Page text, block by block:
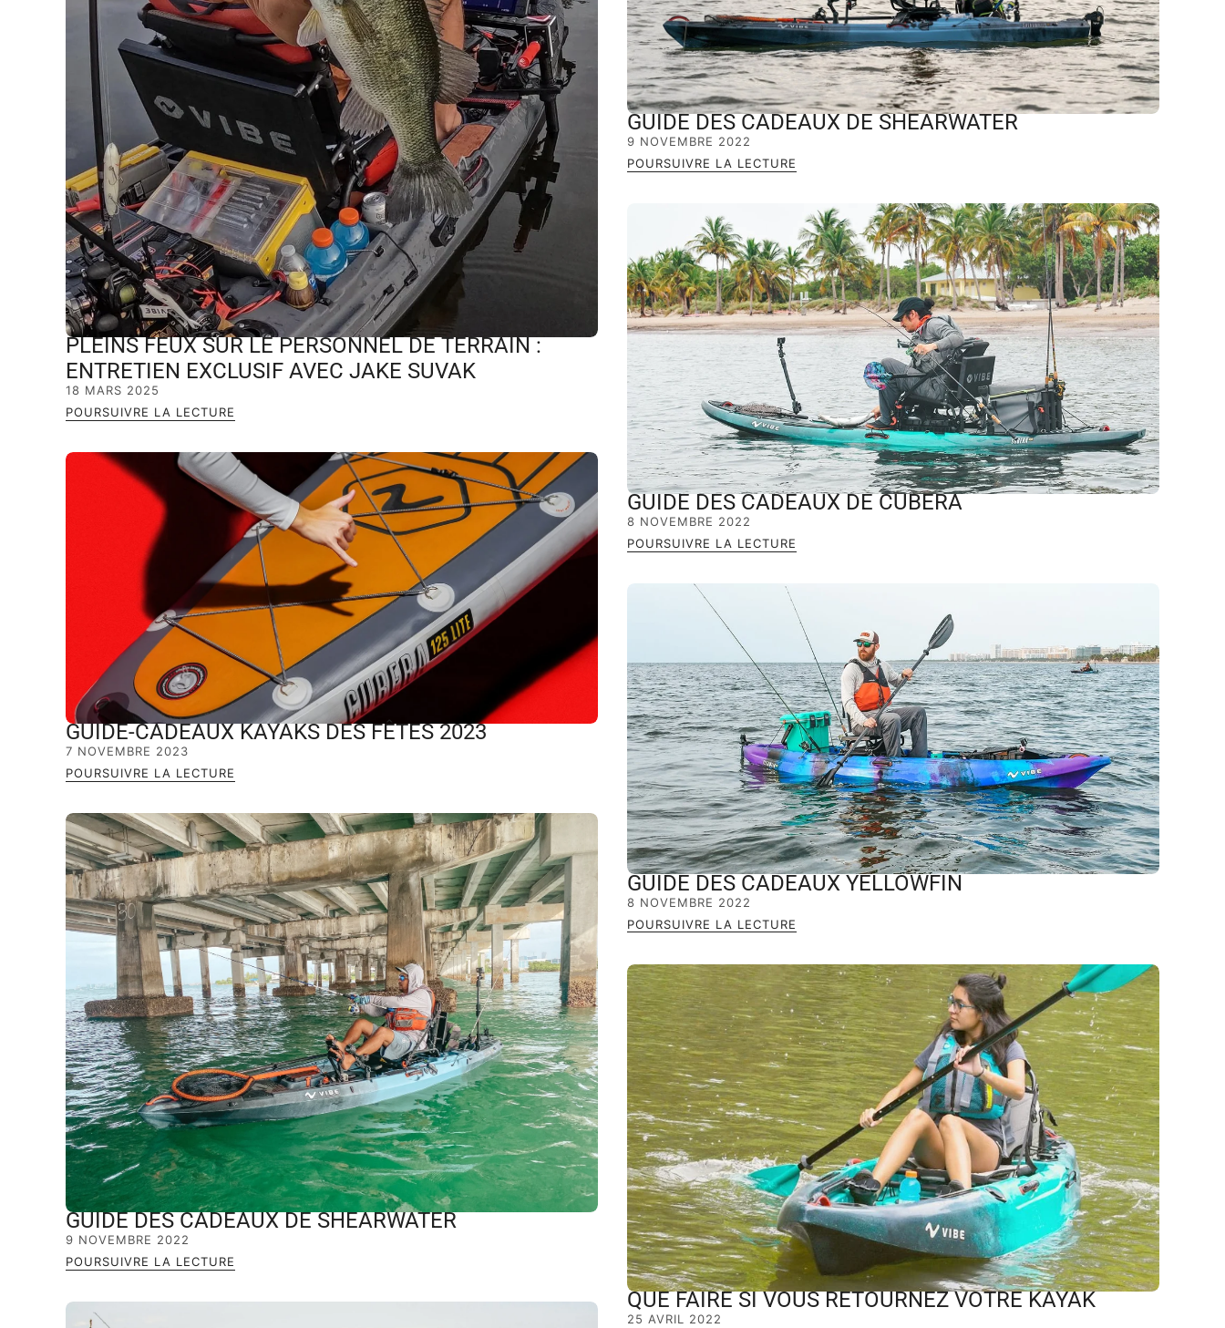
PLEINS FEUX SUR LE PERSONNEL DE TERRAIN :
ENTRETIEN EXCLUSIF AVEC JAKE SUVAK
18 MARS 2025
POURSUIVRE LA LECTURE
GUIDE-CADEAUX KAYAKS DES FÊTES 2023
7 NOVEMBRE 2023
POURSUIVRE LA LECTURE
GUIDE DES CADEAUX DE SHEARWATER
9 NOVEMBRE 2022
POURSUIVRE LA LECTURE
GUIDE DES CADEAUX DE SHEARWATER
9 NOVEMBRE 2022
POURSUIVRE LA LECTURE
GUIDE DES CADEAUX DE CUBERA
8 NOVEMBRE 2022
POURSUIVRE LA LECTURE
GUIDE DES CADEAUX YELLOWFIN
8 NOVEMBRE 2022
POURSUIVRE LA LECTURE
QUE FAIRE SI VOUS RETOURNEZ VOTRE KAYAK
25 AVRIL 2022